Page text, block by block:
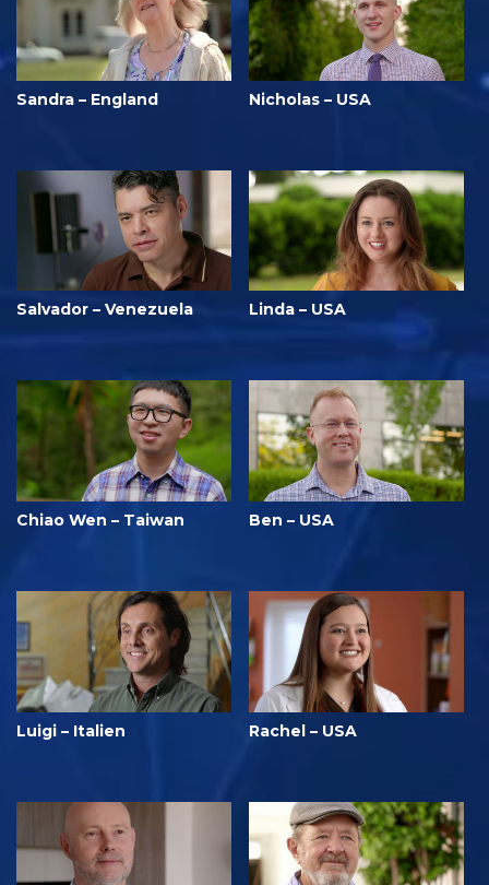
Sandra – England Nicholas – USA
Salvador – Venezuela Linda – USA
Chiao Wen – Taiwan Ben – USA
Luigi – Italien Rachel – USA